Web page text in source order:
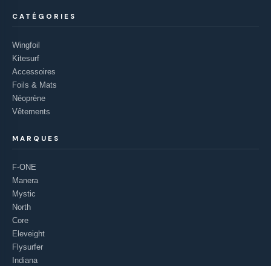
CATÉGORIES
Wingfoil
Kitesurf
Accessoires
Foils & Mats
Néoprène
Vêtements
MARQUES
F-ONE
Manera
Mystic
North
Core
Eleveight
Flysurfer
Indiana